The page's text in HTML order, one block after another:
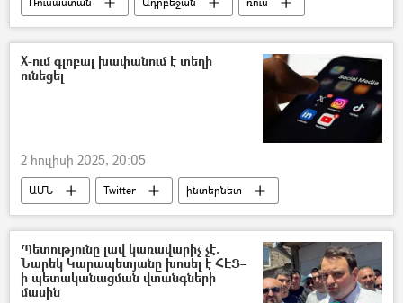
Արտաքին գործերի նախարարություն (ԱԳՆ)
X-ում գլոբալ խափանում է տեղի
ունեցել
2 հուլիսի 2025, 20:05
ԱՄՆ Twitter ինտերնետ
Պետությունը լավ կառավարիչ չէ.
Նարեկ Կարապետյանը խոսել է ՀԷՑ–
ի պետականացման վտանգների
մասին